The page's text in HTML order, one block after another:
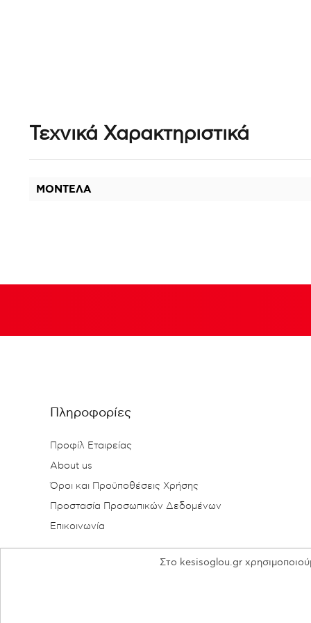
Τεχνικά Χαρακτηριστικά
ΜΟΝΤΕΛΑ
Πληροφορίες
Προφίλ Εταιρείας
About us
Όροι και Προϋποθέσεις Χρήσης
Προστασία Προσωπικών Δεδομένων
Επικοινωνία
Στο kesisoglou.gr